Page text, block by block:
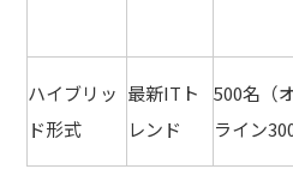
ハイブリッ
ド形式
最新ITト
レンド
500名（
ライン